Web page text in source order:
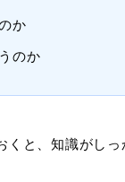
か
のか
くと、知識がしっ